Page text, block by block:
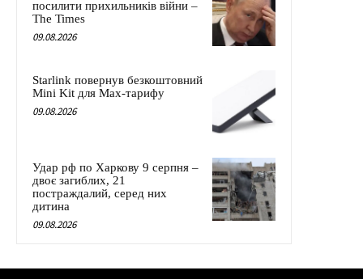
посилити прихильників війни –
The Times
09.08.2026
Starlink повернув безкоштовний
Mini Kit для Max-тарифу
09.08.2026
Удар рф по Харкову 9 серпня –
двоє загиблих, 21
постраждалий, серед них
дитина
09.08.2026